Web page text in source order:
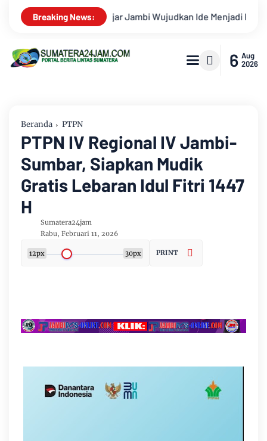
Breaking News:
Prestasi di AHM Best Student 2026 Letkol CKM dr
6 Aug
2026
Beranda PTPN
PTPN IV Regional IV Jambi-
Sumbar, Siapkan Mudik
Gratis Lebaran Idul Fitri 1447
H
Sumatera24jam
Rabu, Februari 11, 2026
12px 30px PRINT